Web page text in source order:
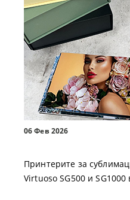
06 Фев 2026
Принтерите за
Virtuoso SG500 и